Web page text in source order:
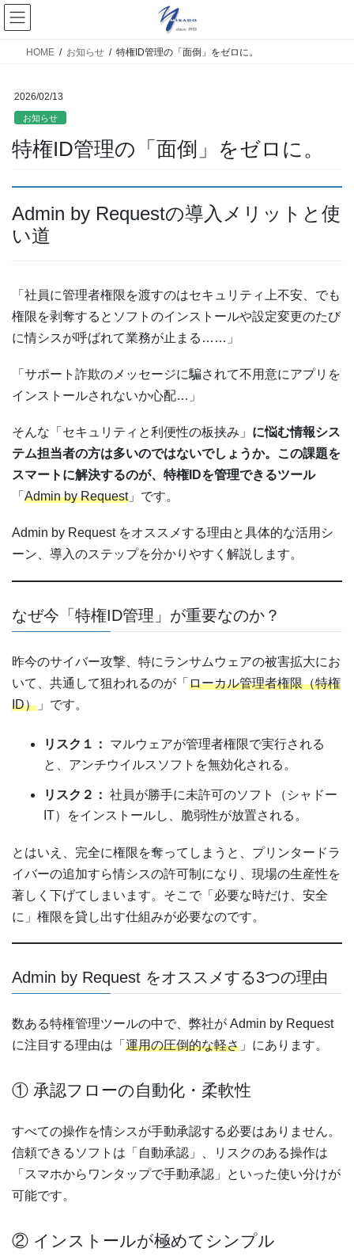
HOME お知らせ 特権ID管理の「面倒」をゼロに。
2026/02/13
お知らせ
特権ID管理の「面倒」をゼロに。
Admin by Requestの導入メリットと使
い道
「社員に管理者権限を渡すのはセキュリティ上不安、でも
権限を剥奪するとソフトのインストールや設定変更のたび
に情シスが呼ばれて業務が止まる……」
「サポート詐欺のメッセージに騙されて不用意にアプリを
インストールされないか心配…」
そんな「セキュリティと利便性の板挟み」 に悩む情報シス
テム担当者の方は多いのではないでしょうか。この課題を
スマートに解決するのが、特権IDを管理できるツール
「 Admin by Request」です。
Admin by Request をオススメする理由と具体的な活用シ
ーン、導入のステップを分かりやすく解説します。
なぜ今「特権ID管理」が重要なのか？
昨今のサイバー攻撃、特にランサムウェアの被害拡大にお
いて、共通して狙われるのが「 ローカル管理者権限（特権
ID） 」です。
リスク１：
マルウェアが管理者権限で実行される
と、アンチウイルスソフトを無効化される。
リスク２： 社員が勝手に未許可のソフト（シャドー
IT）をインストールし、脆弱性が放置される。
とはいえ、完全に権限を奪ってしまうと、プリンタードラ
イバーの追加すら情シスの許可制になり、現場の生産性を
著しく下げてしまいます。そこで「必要な時だけ、安全
に」権限を貸し出す仕組みが必要なのです。
Admin by Request をオススメする3つの理由
数ある特権管理ツールの中で、弊社が Admin by Request
に注目する理由は「 運用の圧倒的な軽さ 」にあります。
① 承認フローの自動化・柔軟性
すべての操作を情シスが手動承認する必要はありません。
信頼できるソフトは「自動承認」、リスクのある操作は
「スマホからワンタップで手動承認」といった使い分けが
可能です。
② インストールが極めてシンプル